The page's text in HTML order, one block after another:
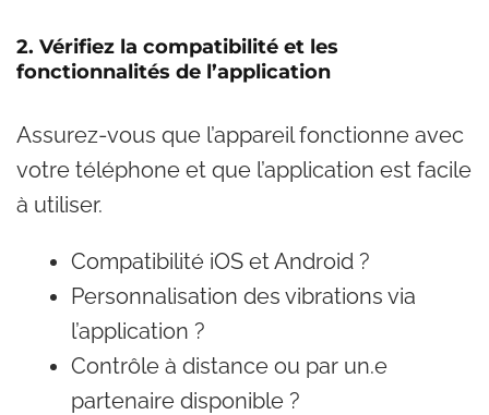
2. Vérifiez la compatibilité et les
fonctionnalités de l’application
Assurez-vous que l’appareil fonctionne avec
votre téléphone et que l’application est facile
à utiliser.
Compatibilité iOS et Android ?
Personnalisation des vibrations via
l’application ?
Contrôle à distance ou par un.e
partenaire disponible ?